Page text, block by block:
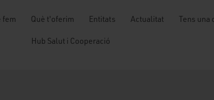
fem Què t'oferim Entitats Actualitat Tens una
Hub Salut i Cooperació